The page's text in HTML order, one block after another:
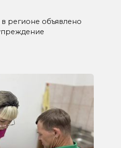
регионе объявлено